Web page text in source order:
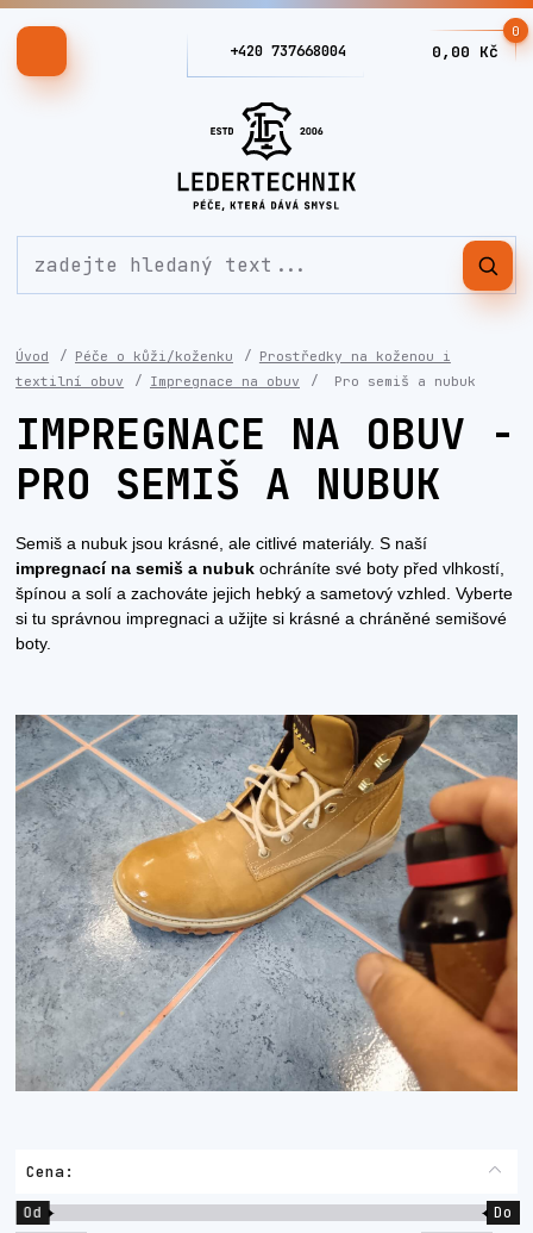
+420 737668004
0
0,00 Kč
Úvod Péče o kůži/koženku
Prostředky na koženou i
textilní obuv
Impregnace na obuv Pro semiš a nubuk
IMPREGNACE NA OBUV -
PRO SEMIŠ A NUBUK
Semiš a nubuk jsou krásné, ale citlivé materiály. S naší
impregnací na semiš a nubuk ochráníte své boty před vlhkostí,
špínou a solí a zachováte jejich hebký a sametový vzhled. Vyberte
si tu správnou impregnaci a užijte si krásné a chráněné semišové
boty.
Cena:
Od Do